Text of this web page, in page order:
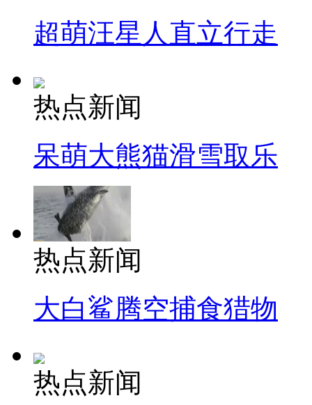
超萌汪星人直立行走
热点新闻
呆萌大熊猫滑雪取乐
热点新闻
大白鲨腾空捕食猎物
热点新闻